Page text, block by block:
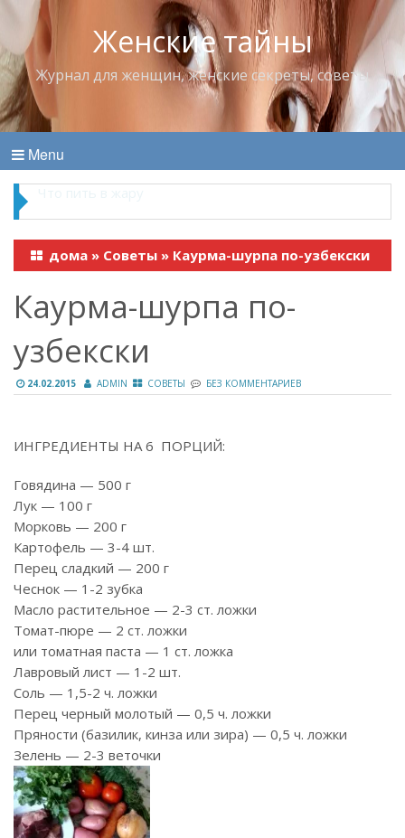
Женские тайны
Журнал для женщин, женские секреты, советы
Menu
дома » Советы » Каурма-шурпа по-узбекски
Каурма-шурпа по-
узбекски
24.02.2015 ADMIN СОВЕТЫ БЕЗ КОММЕНТАРИЕВ
ИНГРЕДИЕНТЫ НА6 ПОРЦИЙ:
Говядина — 500 г
Лук — 100 г
Морковь — 200 г
Картофель — 3-4 шт.
Перец сладкий — 200 г
Чеснок — 1-2 зубка
Масло растительное — 2-3 ст. ложки
Томат-пюре — 2 ст. ложки
или томатная паста — 1 ст. ложка
Лавровый лист — 1-2 шт.
Соль — 1,5-2 ч. ложки
Перец черный молотый — 0,5 ч. ложки
Пряности (базилик, кинза или зира) — 0,5 ч. ложки
Зелень — 2-3 веточки